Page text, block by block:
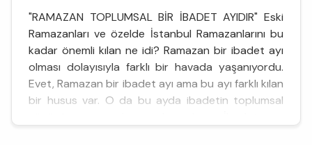
"RAMAZAN TOPLUMSAL BİR İBADET AYIDIR" Eski
Ramazanları ve özelde İstanbul Ramazanlarını bu
kadar önemli kılan ne idi? Ramazan bir ibadet ayı
olması dolayısıyla farklı bir havada yaşanıyordu.
Evet, Ramazan bir ibadet ayı ama bu ayı farklı kılan
bir husus var. O da bu ayda ibadetin toplumsal